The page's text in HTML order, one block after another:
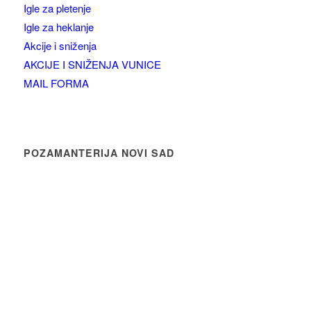
Igle za pletenje
Igle za heklanje
Akcije i sniženja
AKCIJE I SNIŽENJA VUNICE
MAIL FORMA
POZAMANTERIJA NOVI SAD